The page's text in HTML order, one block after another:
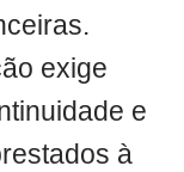
exige
e
à